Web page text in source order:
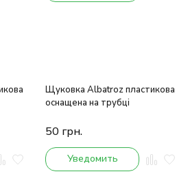
Щуковка Albatroz пластикова
оснащена на трубці
50 грн.
Уведомить